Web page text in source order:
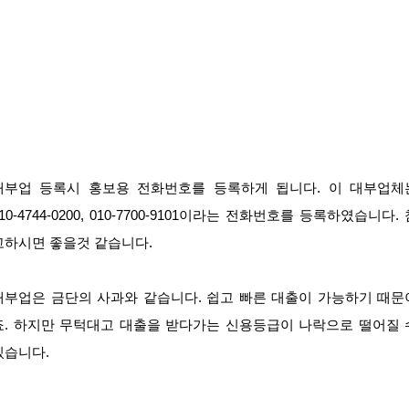
부업 등록시 홍보용 전화번호를 등록하게 됩니다. 이 대부업체
4744-0200, 010-7700-9101이라는 전화번호를 등록하였습니다.
하시면 좋을것 같습니다.
부업은 금단의 사과와 같습니다. 쉽고 빠른 대출이 가능하기 때문
. 하지만 무턱대고 대출을 받다가는 신용등급이 나락으로 떨어질
습니다.